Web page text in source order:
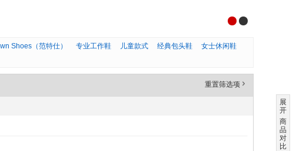
Shoes（范特仕） 专业工作鞋 儿童款式 经典包头鞋
女士休闲鞋
重置筛选项 '
展
开
商
品
对
比